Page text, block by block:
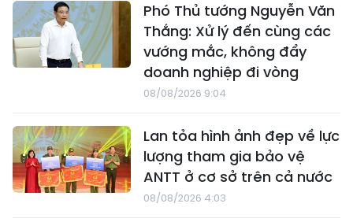
Phó Thủ tướng Nguyễn Văn
Thắng: Xử lý đến cùng các
vướng mắc, không đẩy
doanh nghiệp đi vòng
08/08/2026 9:04
Lan tỏa hình ảnh đẹp về lực
lượng tham gia bảo vệ
ANTT ở cơ sở trên cả nước
08/08/2026 4:03